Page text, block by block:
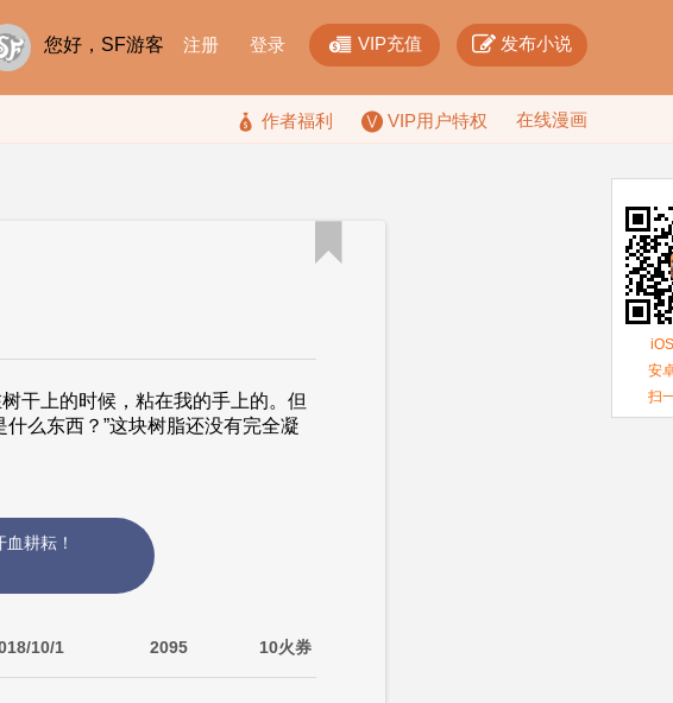
您好，SF游客 注册 登录  VIP充值  发布小说
 作者福利 VIP用户特权 在线漫画
干上的时候，粘在我的手上的。但
么东西？”这块树脂还没有完全凝
耕耘！
10/1 2095 10火券

安
扫